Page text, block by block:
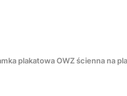
plakatowa OWZ ścienna na